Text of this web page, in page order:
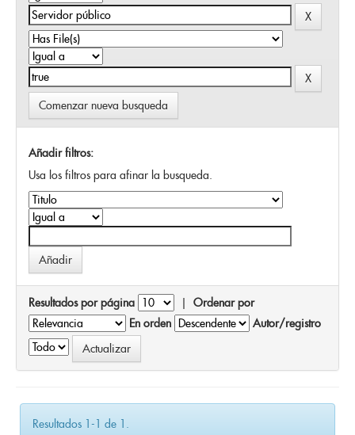
Comenzar nueva busqueda
Añadir filtros:
Usa los filtros para afinar la busqueda.
Resultados por página | Ordenar por
En orden
Autor/registro
Resultados 1-1 de 1.